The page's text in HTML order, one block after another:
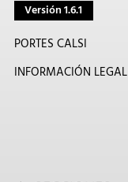
Versión 1.6.1
PORTES CALSI
INFORMACIÓN LEGAL